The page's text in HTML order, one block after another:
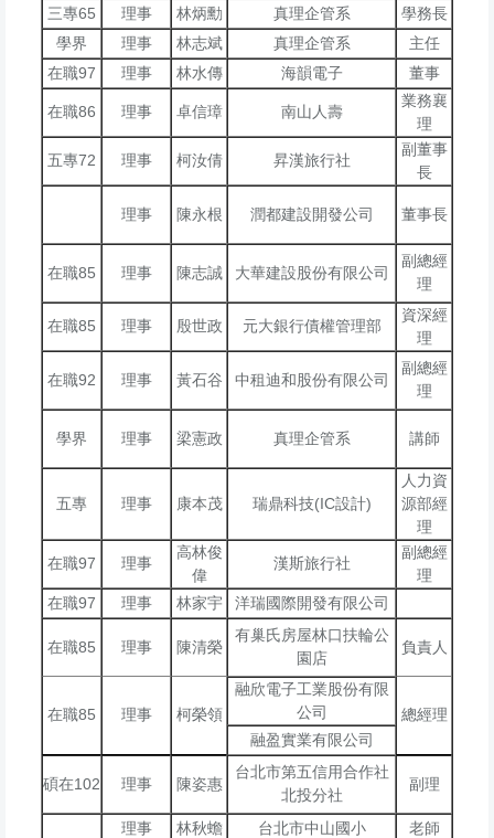
三專65
理事 林炳勳 真理企管系
學務長
學界
理事 林志斌 真理企管系
主任
在職97
理事 林水傳 海韻電子 董事
在職86 理事 卓信璋 南山人壽
業務襄
理
五專72 理事 柯汝倩 昇漢旅行社
副董事
長
理事 陳永根 潤都建設開發公司 董事長
在職85 理事 陳志誠 大華建設股份有限公司
副總經
理
在職85 理事 殷世政 元大銀行債權管理部
資深經
理
在職92 理事 黃石谷 中租迪和股份有限公司
副總經
理
學界 理事 梁憲政 真理企管系 講師
五專 理事 康本茂 瑞鼎科技(IC設計)
人力資
源部經
理
在職97 理事
高林俊
偉
漢斯旅行社
副總經
理
在職97
理事 林家宇 洋瑞國際開發有限公司
在職85 理事 陳清榮
有巢氏房屋林口扶輪公
園店
負責人
在職85 理事 柯榮領
融欣電子工業股份有限
公司
總經理
融盈實業有限公司
碩在102 理事 陳姿惠
台北市第五信用合作社
北投分社
副理
理事 林秋蟾 台北市中山國小 老師